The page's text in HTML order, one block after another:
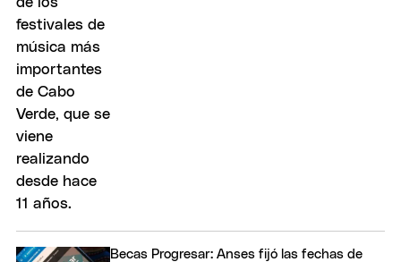
Becas Progresar: Anses fijó las fechas de